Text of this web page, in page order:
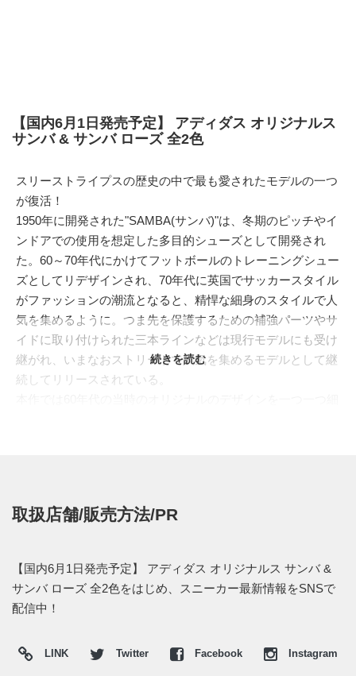
【国内6月1日発売予定】 アディダス オリジナルス
サンバ & サンバ ローズ 全2色
スリーストライプスの歴史の中で最も愛されたモデルの一つ
が復活！
1950年に開発された"SAMBA(サンバ)"は、冬期のピッチやイ
ンドアでの使用を想定した多目的シューズとして開発され
た。60～70年代にかけてフットボールのトレーニングシュー
ズとしてリデザインされ、70年代に英国でサッカースタイル
がファッションの潮流となると、精悍な細身のスタイルで人
気を集めるように。つま先を保護するための補強パーツやサ
イドに取り付けられた三本ラインなどは現行モデルにも受け
継がれ、いまなおストリートで人気を集めるモデルとして継
続してリリースされている。
せる。
レザーが採用され、象徴的なスエードのTトゥパネルはデコ
ラティブなジグザグのステッチへと変換。トレフォイルロゴ
をあしらった特徴的なミッドソールは、"SAMBA"の躍動感溢
日本国内では2018年6月1日より、アディダス オリジナルス
続きを読む
取扱店舗/販売方法/PR
【国内6月1日発売予定】 アディダス オリジナルス サンバ &
サンバ ローズ 全2色をはじめ、スニーカー最新情報をSNSで
配信中！
LINK Twitter Facebook Instagram